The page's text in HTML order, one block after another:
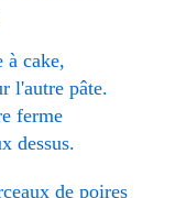
à cake,
l'autre pâte.
ferme
dessus.
de poires